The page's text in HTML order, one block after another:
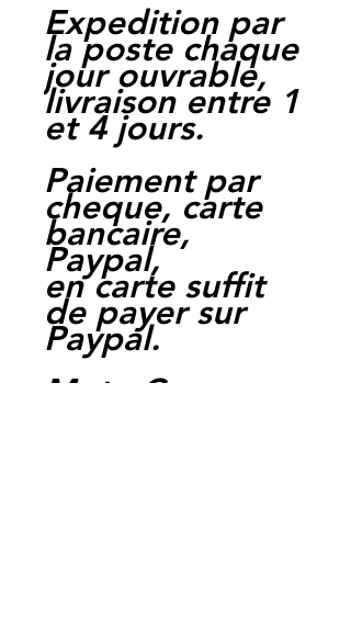
Expedition par
la poste chaque
jour ouvrable,
livraison entre 1
et 4 jours.
Paiement par
cheque, carte
bancaire,
Paypal,
en carte suffit
de payer sur
Paypal.
Moto Casse